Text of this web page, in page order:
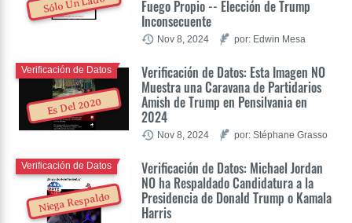
Fuego Propio -- Elección de Trump
Inconsecuente
Nov 8, 2024 por: Edwin Mesa
Es Del 2020
Verificación de Datos: Esta Imagen NO
Muestra una Caravana de Partidarios
Amish de Trump en Pensilvania en
2024
Verificación de Datos
Nov 8, 2024 por: Stéphane Grasso
Niega Respaldo
Verificación de Datos: Michael Jordan
NO ha Respaldado Candidatura a la
Presidencia de Donald Trump o Kamala
Harris
Verificación de Datos